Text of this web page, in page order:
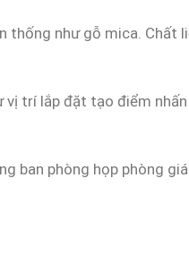
thống như gỗ mica.
trí lắp đặt tạo điểm
ban phòng họp phòng